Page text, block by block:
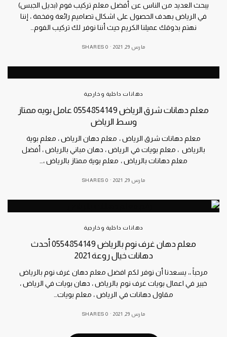
يبحث العديد من الناس عن أفضل معلم تركيب فوم (بديل الجبس)
في الرياض بهدف الحصول على اشكال تصاميم رائعة وفخمة ، إننا
نهتم بذوقك عميلنا الكريم حيث أننا نوفر لك تركيب الفوم…
مارس 29, 2021 0 SHARES
دهانات داخلية وخارجية
معلم دهانات شرق الرياض 0554854149 عامل بويه ممتاز
وسط الرياض
معلم دهانات شرق الرياض ، معلم دهان الرياض ، معلم بوية
بالرياض ، معلم بويات في الرياض ، دهان مباني بالرياض ، أفضل
معلم دهانات بالرياض ، معلم بوية ممتاز بالرياض ،…
مارس 29, 2021 0 SHARES
دهانات داخلية وخارجية
معلم دهان غرف نوم بالرياض 0554854149 أحدث
دهانات خيال روعة 2021
مرحباً ،، يسعدنا أن نوفر لكم افضل معلم دهان غرف نوم بالرياض
خبير في اعمال بويات غرف نوم بالرياض ، دهان بويات في الرياض ،
مقاول دهانات في الرياض ، معلم بويات…
مارس 29, 2021 0 SHARES